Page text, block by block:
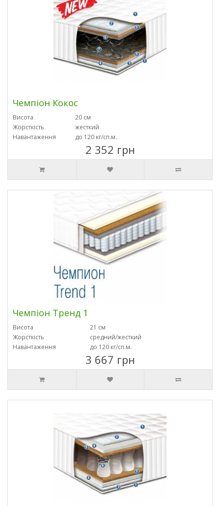
Чемпіон Кокос
Висота
20 см
Жорсткість
жесткий
Навантаження
до 120 кг/сп.м.
2 352 грн
Чемпіон Тренд 1
Висота
21 см
Жорсткість
средний/жесткий
Навантаження
до 120 кг/сп.м.
3 667 грн